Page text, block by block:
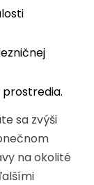
prostredia.
sa zvýši
na okolité